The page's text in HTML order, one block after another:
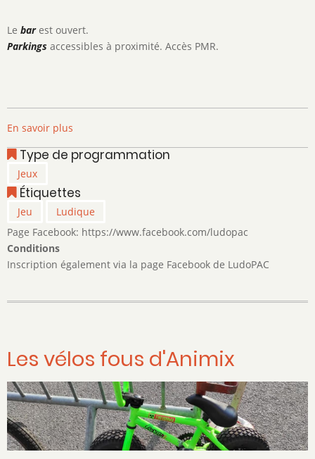
Le barest ouvert.
Parkings accessibles à proximité. Accès PMR.
En savoir plus
Soirée
Jeux
Société
Type de programmation
Jeux
Étiquettes
Jeu
Ludique
Page Facebook: https://www.facebook.com/ludopac
Conditions
Inscription également via la page Facebook de LudoPAC
Les vélos fous d'Animix